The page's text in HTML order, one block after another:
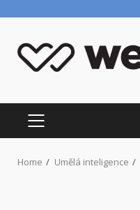
content
PRIMARY
MENU
Home Umělá inteligence